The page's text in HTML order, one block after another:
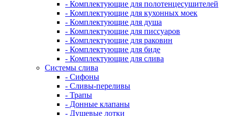
- Комплектующие для полотенцесушителей
- Комплектующие для кухонных моек
- Комплектующие для душа
- Комплектующие для писсуаров
- Комплектующие для раковин
- Комплектующие для биде
- Комплектующие для слива
Системы слива
- Сифоны
- Сливы-переливы
- Трапы
- Донные клапаны
- Душевые лотки